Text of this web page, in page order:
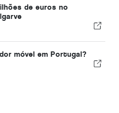
de euros no
móvel em Portugal?